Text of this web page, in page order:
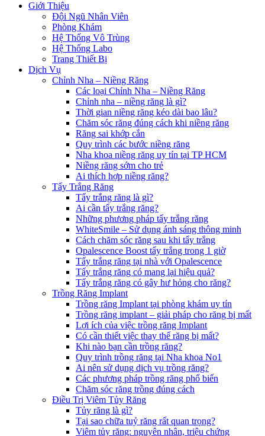
Giới Thiệu
Đội Ngũ Nhân Viên
Phòng Khám
Hệ Thống Vô Trùng
Hệ Thống Labo
Trang Thiết Bị
Dịch Vụ
Chỉnh Nha – Niềng Răng
Các loại Chỉnh Nha – Niềng Răng
Chỉnh nha – niềng răng là gì?
Thời gian niềng răng kéo dài bao lâu?
Chăm sóc răng đúng cách khi niềng răng
Răng sai khớp cắn
Quy trình các bước niềng răng
Nha khoa niềng răng uy tín tại TP HCM
Niềng răng sớm cho trẻ
Ai thích hợp niềng răng?
Tẩy Trắng Răng
Tẩy trắng răng là gì?
Ai cần tẩy trắng răng?
Những phương pháp tẩy trắng răng
WhiteSmile – Sử dụng ánh sáng thông minh
Cách chăm sóc răng sau khi tẩy trắng
Opalescence Boost tẩy trắng trong 1 giờ
Tẩy trắng răng tại nhà với Opalescence
Tẩy trắng răng có mang lại hiệu quả?
Tẩy trắng răng có gây hư hỏng cho răng?
Trồng Răng Implant
Trồng răng Implant tại phòng khám uy tín
Trồng răng implant – giải pháp cho răng bị mất
Lợi ích của việc trồng răng Implant
Có cần thiết việc thay thế răng bị mất?
Khi nào bạn cần trồng răng?
Quy trình trồng răng tại Nha khoa No1
Ai nên sử dụng dịch vụ trồng răng?
Các phương pháp trồng răng phổ biến
Chăm sóc răng trồng đúng cách
Điều Trị Viêm Tủy Răng
Tủy răng là gì?
Tại sao chữa tuỷ răng rất quan trọng?
Viêm tủy răng: nguyên nhân, triệu chứng